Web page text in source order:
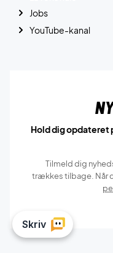
Jobs
YouTube-kanal
Hold dig opdateret
Tilmeld dig
trækkes tilbage. Når